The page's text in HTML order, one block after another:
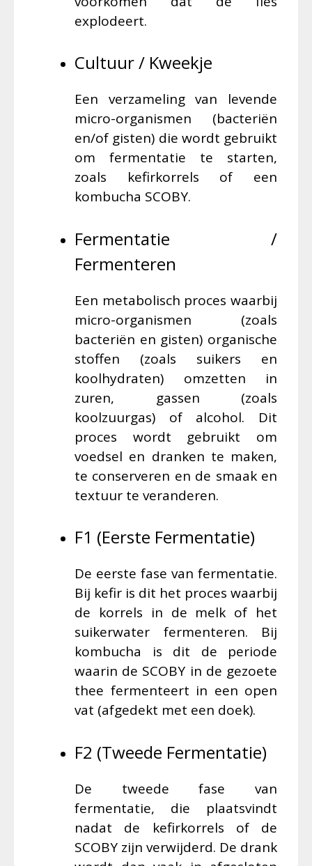
explodeert.
Cultuur / Kweekje
Een verzameling van levende
micro-organismen (bacteriën
en/of gisten) die wordt gebruikt
om fermentatie te starten,
zoals kefirkorrels of een
kombucha SCOBY.
Fermentatie /
Fermenteren
Een metabolisch proces waarbij
micro-organismen (zoals
bacteriën en gisten) organische
stoffen (zoals suikers en
koolhydraten) omzetten in
zuren, gassen (zoals
koolzuurgas) of alcohol. Dit
proces wordt gebruikt om
voedsel en dranken te maken,
te conserveren en de smaak en
textuur te veranderen.
F1 (Eerste Fermentatie)
De eerste fase van fermentatie.
Bij kefir is dit het proces waarbij
de korrels in de melk of het
suikerwater fermenteren. Bij
kombucha is dit de periode
waarin de SCOBY in de gezoete
thee fermenteert in een open
vat (afgedekt met een doek).
F2 (Tweede Fermentatie)
De tweede fase van
fermentatie, die plaatsvindt
nadat de kefirkorrels of de
SCOBY zijn verwijderd. De drank